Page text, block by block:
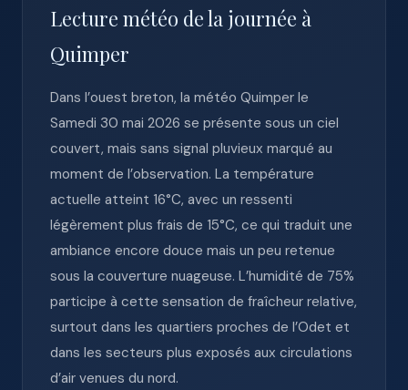
Lecture météo de la journée à
Quimper
Dans l’ouest breton, la météo Quimper le
Samedi 30 mai 2026 se présente sous un ciel
couvert, mais sans signal pluvieux marqué au
moment de l’observation. La température
actuelle atteint 16°C, avec un ressenti
légèrement plus frais de 15°C, ce qui traduit une
ambiance encore douce mais un peu retenue
sous la couverture nuageuse. L’humidité de 75%
participe à cette sensation de fraîcheur relative,
surtout dans les quartiers proches de l’Odet et
dans les secteurs plus exposés aux circulations
d’air venues du nord.